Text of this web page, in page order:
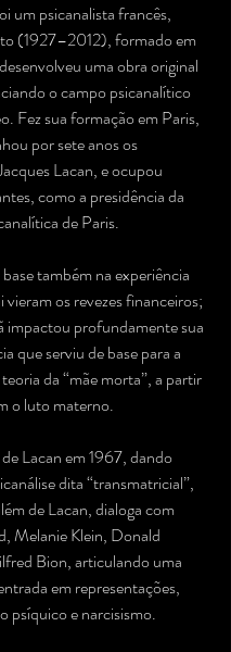
um psicanalista francês,
(1927–2012), formado em
uma obra original
o campo psicanalítico
Fez sua formação em Paris,
por sete anos os
Lacan, e ocupou
como a presidência da
de Paris.
também na experiência
vieram os revezes financeiros;
impactou profundamente sua
que serviu de base para a
da “mãe morta”, a partir
o luto materno.
Lacan em 1967, dando
dita “transmatricial”,
de Lacan, dialoga com
Melanie Klein, Donald
Bion, articulando uma
em representações,
psíquico e narcisismo.